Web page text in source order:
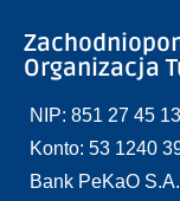
Organizacja
NIP: 851 27 45
Konto: 53 1240
Bank PeKaO